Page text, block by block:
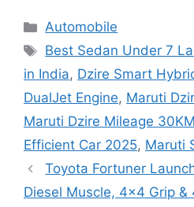
Categories
Automobile
Tags
Best Sedan Under 7
in India, Dzire Smart
DualJet Engine, Maruti
Maruti Dzire Mileage
Efficient Car 2025, Maruti
Toyota Fortuner
Diesel Muscle, 4×4 Grip &